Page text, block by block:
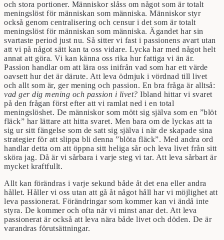
och stora portioner. Människor slåss om något som är totalt
meningslöst för människan som människa. Människor styr
också genom centralisering och censur i det som är totalt
meningslöst för människan som människa. Ägandet har sin
svartaste period just nu. Så sitter vi fast i passionens avart utan
att vi på något sätt kan ta oss vidare. Lycka har med något helt
annat att göra. Vi kan känna oss rika hur fattiga vi än är.
Passion handlar om att lära oss inifrån vad som har ett värde
oavsett hur det är därute. Att leva ödmjuk i vördnad till livet
och allt som är, ger mening och passion. En bra fråga är alltså:
vad ger dig mening och passion i livet? Ibland hittar vi svaret
på den frågan först efter att vi ramlat ned i en total
meningslöshet. De människor som mött sig själva som en ”blöt
fläck” har lättare att hitta svaret. Men bara om de lyckas att ta
sig ur sitt fängelse som de satt sig själva i när de skapade sina
strategier för att slippa bli denna ”blöta fläck”. Med andra ord
handlar detta om att öppna sitt heliga sår och leva livet från sitt
sköra jag. Då är vi sårbara i varje steg vi tar. Att leva sårbart är
mycket kraftfullt.
Allt kan förändras i varje sekund både åt det ena eller andra
hållet. Håller vi oss utan att gå åt något håll har vi möjlighet att
leva passionerat. Förändringar som kommer kan vi ändå inte
styra. De kommer och ofta när vi minst anar det. Att leva
passionerat är också att leva nära både livet och döden. De är
varandras förutsättningar.